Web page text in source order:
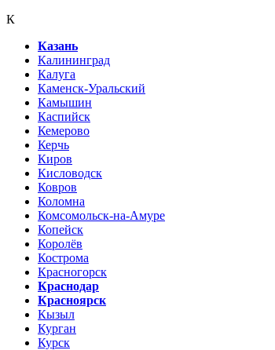
К
Казань
Калининград
Калуга
Каменск-Уральский
Камышин
Каспийск
Кемерово
Керчь
Киров
Кисловодск
Ковров
Коломна
Комсомольск-на-Амуре
Копейск
Королёв
Кострома
Красногорск
Краснодар
Красноярск
Кызыл
Курган
Курск